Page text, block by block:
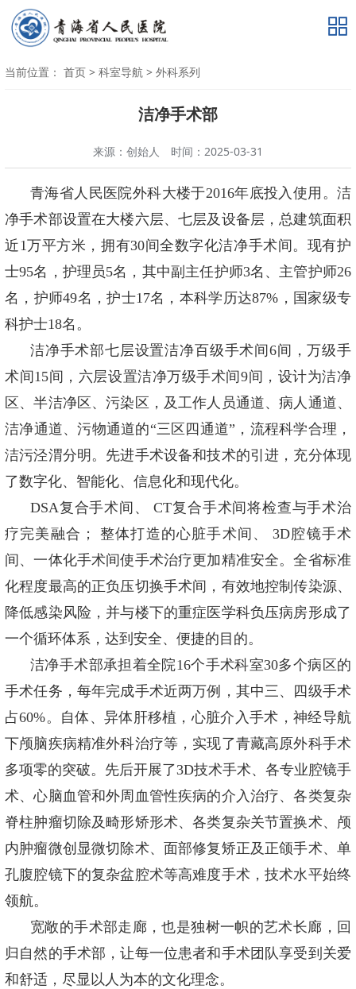
当前位置： 首页 > 科室导航 > 外科系列
洁净手术部
来源：创始人 时间：2025-03-31
青海省人民医院外科大楼于2016年底投入使用。洁
净手术部设置在大楼六层、七层及设备层，总建筑面积
近1万平方米，拥有30间全数字化洁净手术间。现有护
士95名，护理员5名，其中副主任护师3名、主管护师26
名，护师49名，护士17名，本科学历达87%，国家级专
科护士18名。
洁净手术部七层设置洁净百级手术间6间，万级手
术间15间，六层设置洁净万级手术间9间，设计为洁净
区、半洁净区、污染区，及工作人员通道、病人通道、
洁净通道、污物通道的“三区四通道”，流程科学合理，
洁污泾渭分明。先进手术设备和技术的引进，充分体现
了数字化、智能化、信息化和现代化。
DSA复合手术间、 CT复合手术间将检查与手术治
疗完美融合； 整体打造的心脏手术间、 3D腔镜手术
间、一体化手术间使手术治疗更加精准安全。全省标准
化程度最高的正负压切换手术间，有效地控制传染源、
降低感染风险，并与楼下的重症医学科负压病房形成了
一个循环体系，达到安全、便捷的目的。
洁净手术部承担着全院16个手术科室30多个病区的
手术任务，每年完成手术近两万例，其中三、四级手术
占60%。自体、异体肝移植，心脏介入手术，神经导航
下颅脑疾病精准外科治疗等，实现了青藏高原外科手术
多项零的突破。先后开展了3D技术手术、各专业腔镜手
术、心脑血管和外周血管性疾病的介入治疗、各类复杂
脊柱肿瘤切除及畸形矫形术、各类复杂关节置换术、颅
内肿瘤微创显微切除术、面部修复矫正及正颌手术、单
孔腹腔镜下的复杂盆腔术等高难度手术，技术水平始终
领航。
宽敞的手术部走廊，也是独树一帜的艺术长廊，回
归自然的手术部，让每一位患者和手术团队享受到关爱
和舒适，尽显以人为本的文化理念。